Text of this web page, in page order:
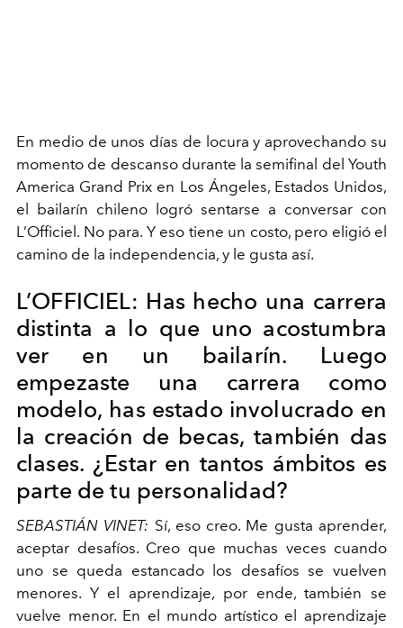
En medio de unos días de locura y aprovechando su
momento de descanso durante la semifinal del Youth
America Grand Prix en Los Ángeles, Estados Unidos,
el bailarín chileno logró sentarse a conversar con
L’Officiel. No para. Y eso tiene un costo, pero eligió el
camino de la independencia, y le gusta así.
L’OFFICIEL: Has hecho una carrera
distinta a lo que uno acostumbra
ver en un bailarín. Luego
empezaste una carrera como
modelo, has estado involucrado en
la creación de becas, también das
clases. ¿Estar en tantos ámbitos es
parte de tu personalidad?
SEBASTIÁN VINET: Sí, eso creo. Me gusta aprender,
aceptar desafíos. Creo que muchas veces cuando
uno se queda estancado los desafíos se vuelven
menores. Y el aprendizaje, por ende, también se
vuelve menor. En el mundo artístico el aprendizaje